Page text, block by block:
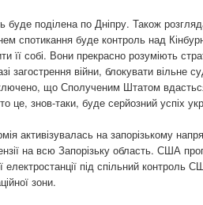
буде поділена по Дніпру. Також
спотикання буде контроль над
її собі. Вони прекрасно розуміють
загострення війни, блокувати вільне
що Сполученим Штатом
це, знов-таки, буде серйозний успіх
активізувалась на запорізькому
на всю Запорізьку область. США
електростанції під спільний контроль
зони.